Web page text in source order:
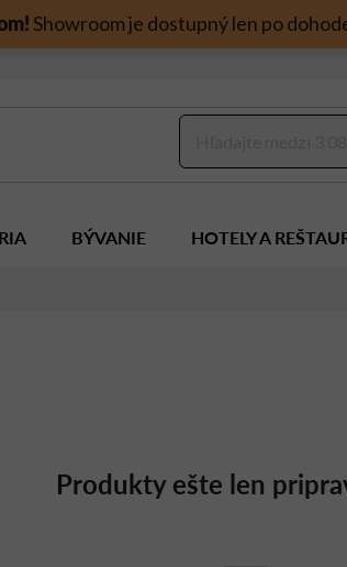
Showroom je dostupný len po
BÝVANIE HOTELY A
Produkty ešte len